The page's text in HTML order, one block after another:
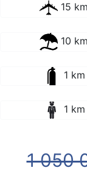
15 km
10 km
1 km
1 km
1 050